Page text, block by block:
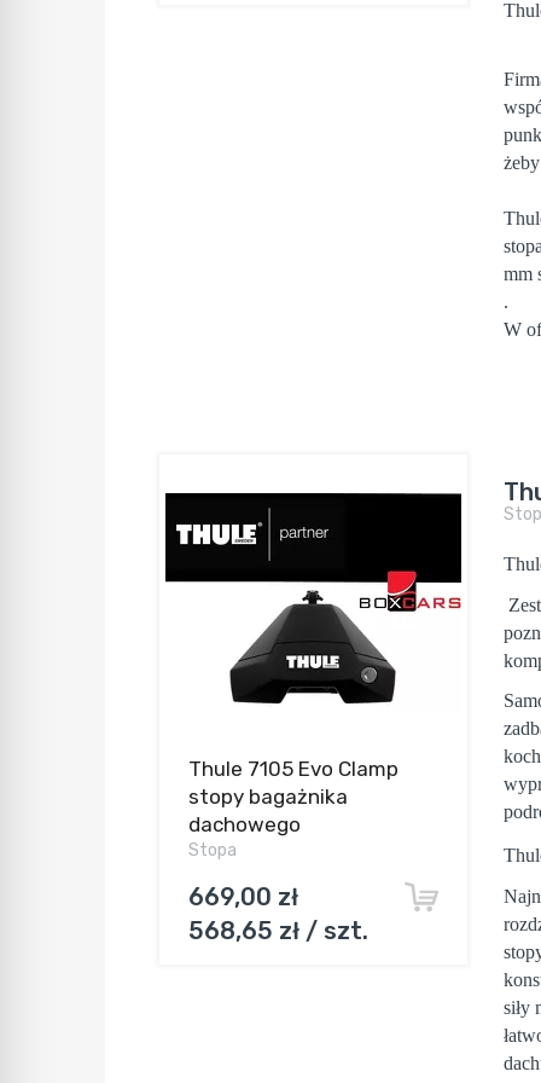
mm
.
W
Thule 7105 Evo Clamp
stopy bagażnika
dachowego
Stopa
669,00 zł
568,65 zł / szt.
siły